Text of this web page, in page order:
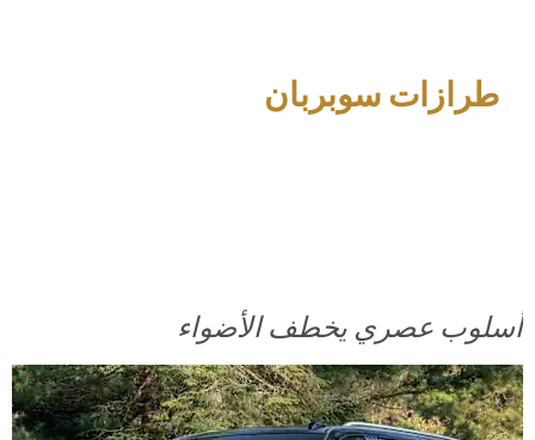
طرازات سوبربان
أسلوب عصري يخطف الأضواء